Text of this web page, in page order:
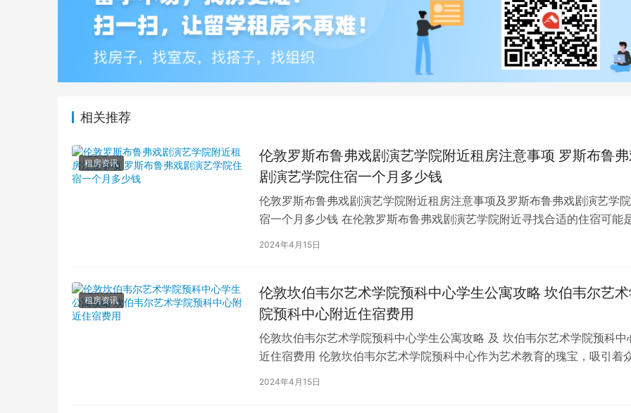
相关推荐
租房资讯
伦敦罗斯布鲁弗戏剧演艺学院附近租房注意事项 罗斯布鲁
剧演艺学院住宿一个月多少钱
伦敦罗斯布鲁弗戏剧演艺学院附近租房注意事项及罗斯布鲁弗戏剧演艺学
宿一个月多少钱 在伦敦罗斯布鲁弗戏剧演艺学院附近寻找合适的住宿可能
学生活中的一项关键任务。为了帮助您顺利完成…
2024年4月15日
租房资讯
伦敦坎伯韦尔艺术学院预科中心学生公寓攻略 坎伯韦尔艺
院预科中心附近住宿费用
伦敦坎伯韦尔艺术学院预科中心学生公寓攻略 及 坎伯韦尔艺术学院预科中
近住宿费用 伦敦坎伯韦尔艺术学院预科中心作为艺术教育的瑰宝，吸引着
2024年4月15日